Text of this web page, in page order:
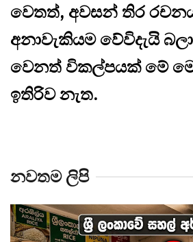
වෙතත්, අවසන් තිර
අනාවැකියම වේවිදැයි
වෙනත් විකල්පයක් මේ
ඉතිරිව නැත.
නවතම ලිපි